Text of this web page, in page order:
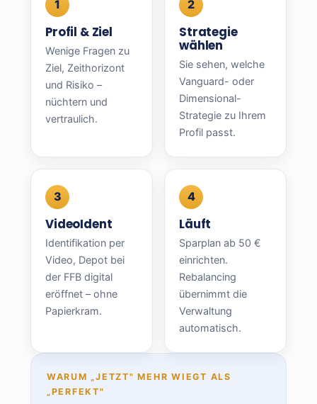
Profil & Ziel
Wenige Fragen zu
Ziel, Zeithorizont
und Risiko –
nüchtern und
vertraulich.
Strategie
wählen
Sie sehen, welche
Vanguard- oder
Dimensional-
Strategie zu Ihrem
Profil passt.
VideoIdent
Identifikation per
Video, Depot bei
der FFB digital
eröffnet – ohne
Papierkram.
Läuft
Sparplan ab 50 €
einrichten.
Rebalancing
übernimmt die
Verwaltung
automatisch.
WARUM „JETZT" MEHR WIEGT ALS
„PERFEKT"